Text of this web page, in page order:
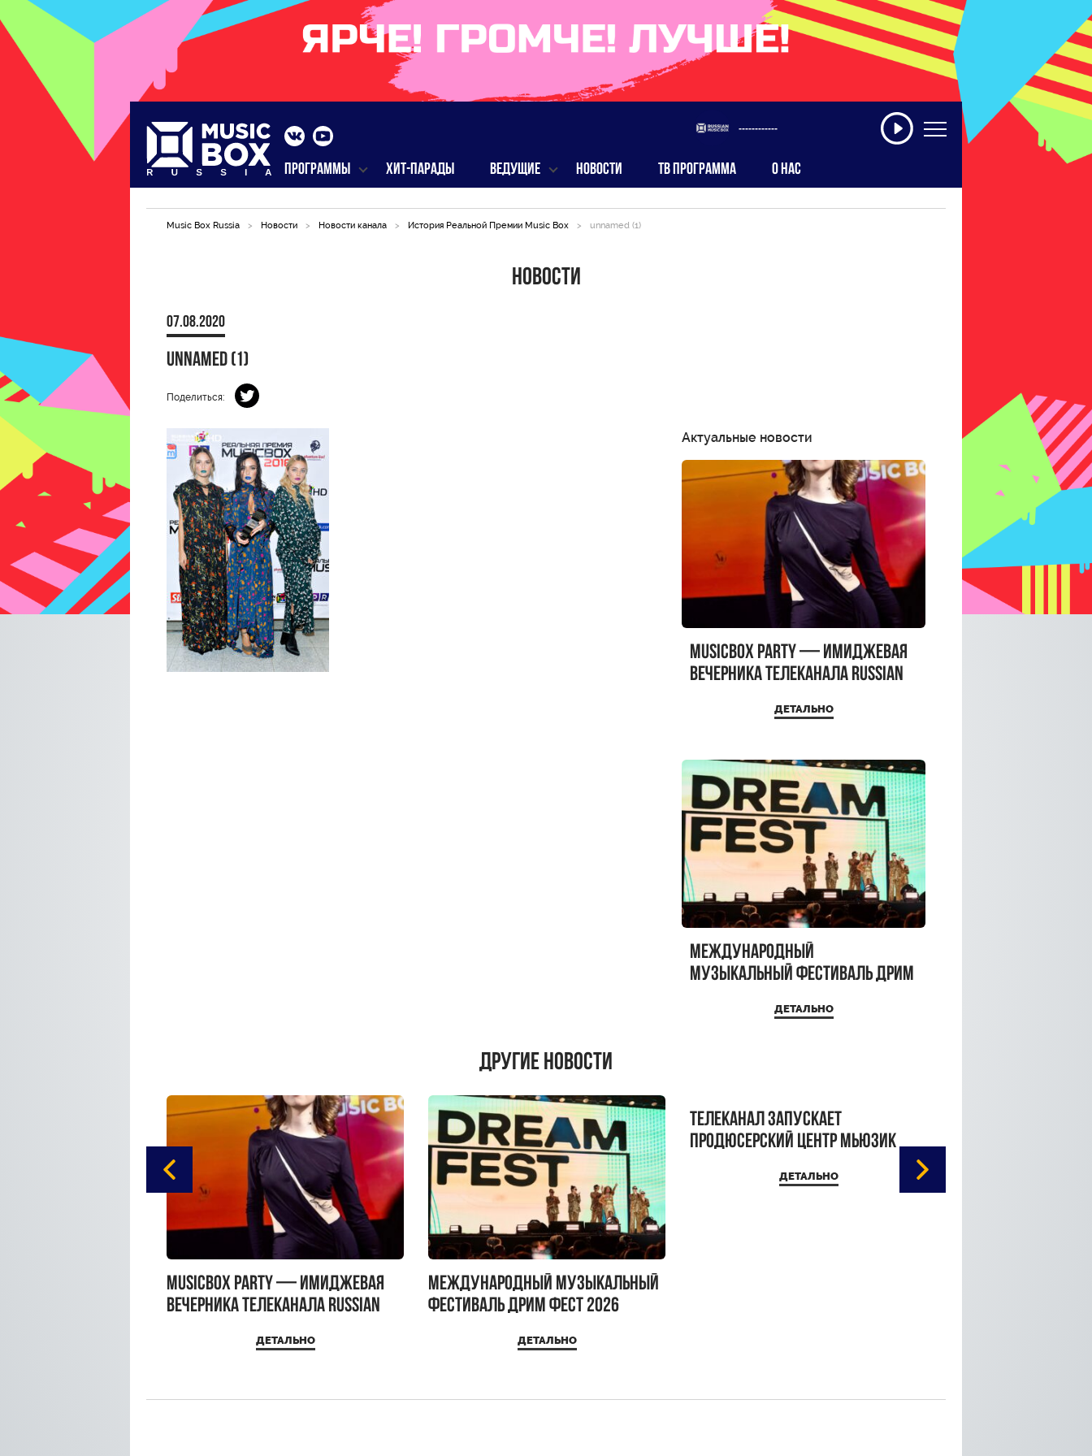
------------
ПРОГРАММЫ ХИТ-ПАРАДЫ ВЕДУЩИЕ НОВОСТИ ТВ ПРОГРАММА О НАС
Music Box Russia > Новости > Новости канала > История Реальной Премии Music Box > unnamed (1)
Новости
07.08.2020
unnamed (1)
Поделиться:
Актуальные новости
MUSICBOX PARTY — имиджевая
вечерника телеканала RUSSIAN
ДЕТАЛЬНО
Международный
музыкальный фестиваль ДРИМ
ДЕТАЛЬНО
Другие новости
MUSICBOX PARTY — имиджевая
вечерника телеканала RUSSIAN
ДЕТАЛЬНО
Международный музыкальный
фестиваль ДРИМ ФЕСТ 2026
ДЕТАЛЬНО
Телеканал запускает
продюсерский центр Мьюзик
ДЕТАЛЬНО